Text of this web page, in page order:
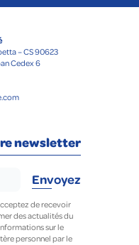
– CS 90623
Cedex 6
newsletter
de recevoir
des actualités du
sur le
personnel par le